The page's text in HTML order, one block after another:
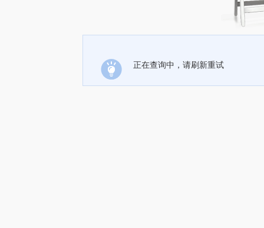
正在查询中，请刷新重试